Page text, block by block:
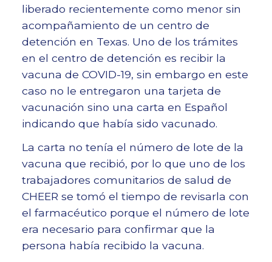
liberado recientemente como menor sin
acompañamiento de un centro de
detención en Texas. Uno de los trámites
en el centro de detención es recibir la
vacuna de COVID-19, sin embargo en este
caso no le entregaron una tarjeta de
vacunación sino una carta en Español
indicando que había sido vacunado.
La carta no tenía el número de lote de la
vacuna que recibió, por lo que uno de los
trabajadores comunitarios de salud de
CHEER se tomó el tiempo de revisarla con
el farmacéutico porque el número de lote
era necesario para confirmar que la
persona había recibido la vacuna.